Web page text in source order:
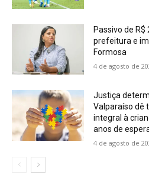
Passivo de
prefeitura e
Formosa
4 de agosto de
Justiça
Valparaíso dê
integral à
anos de
4 de agosto de